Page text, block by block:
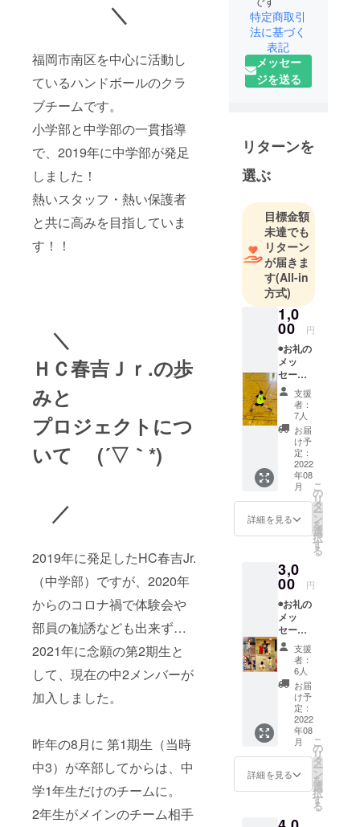
＼
福岡市南区を中心に活動し
ているハンドボールのクラ
ブチームです。
小学部と中学部の一貫指導
で、2019年に中学部が発足
しました！
熱いスタッフ・熱い保護者
と共に高みを目指していま
す！！
＼
ＨＣ春吉Ｊｒ.の歩
みと
プロジェクトにつ
いて (´▽｀*)
／
2019年に発足したHC春吉Jr.
（中学部）ですが、2020年
からのコロナ禍で体験会や
部員の勧誘なども出来ず…
2021年に念願の第2期生と
して、現在の中2メンバーが
加入しました。
昨年の8月に 第1期生（当時
中3）が卒部してからは、中
学1年生だけのチームに。
2年生がメインのチーム相手
特定商取引
法に基づく
表記
メッセー
ジを送る
リターンを
選ぶ
目標金額
未達でも
リターン
が届きま
す(All-in
方式)
1,0
00 円
◉お礼の
メッ
セージ
（試合
結果報
告） 試
合結果
及び、
お礼の
メッ
セージ
をメー
ルでお
届けい
たしま
す。
支援
者：
7人
お届
け予
定：
2022
年08
月
詳細を見る
こ
の
リ
タ
ー
ン
を
選
択
す
る
3,0
00 円
◉お礼の
メッ
セージ
動画
（試合
結果報
告） 試
合結果
及び、
お礼の
動画
メッ
セージ
をメー
ルでお
届けい
す。
支援
者：
6人
お届
け予
定：
2022
年08
月
詳細を見る
こ
の
リ
タ
ー
ン
を
選
択
す
る